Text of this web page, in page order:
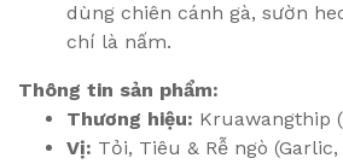
dùng chiên cánh gà, sườn
chí là nấm.
Thông tin sản phẩm:
Thương hiệu: Kruawangthip
Vị: Tỏi, Tiêu & Rễ ngò